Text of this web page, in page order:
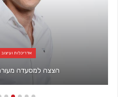
כל מה שחם בנדל"ן
דיקלה פור – מנכ”ל